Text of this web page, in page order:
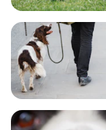
トレーニング
おでかけ